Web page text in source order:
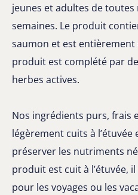
jeunes et adultes de
semaines. Le produit
saumon et est entièrement
produit est complété par
herbes actives.
Nos ingrédients purs, frais
légèrement cuits à
préserver les nutriments
produit est cuit à l’étuvée,
pour les voyages ou les